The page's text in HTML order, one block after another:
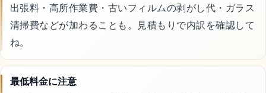
出張料・高所作業費・古いフィルムの剥がし代・ガラス
清掃費などが加わることも。見積もりで内訳を確認して
ね。
最低料金に注意